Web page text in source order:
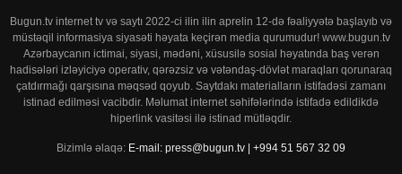
Bugun.tv internet tv və saytı 2022-ci ilin ilin aprelin 12-də fəaliyyətə başlayıb və
müstəqil informasiya siyasəti həyata keçirən media qurumudur! www.bugun.tv
Azərbaycanın ictimai, siyasi, mədəni, xüsusilə sosial həyatında baş verən
hadisələri izləyiciyə operativ, qərəzsiz və vətəndaş-dövlət maraqları qorunaraq
çatdırmağı qarşısına məqsəd qoyub. Saytdakı materialların istifadəsi zamanı
istinad edilməsi vacibdir. Məlumat internet səhifələrində istifadə edildikdə
hiperlink vasitəsi ilə istinad mütləqdir.
Bizimlə əlaqə: E-mail: press@bugun.tv | +994 51 567 32 09